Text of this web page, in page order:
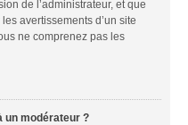
de l’administrateur, et que
avertissements d’un site
ne comprenez pas les
un modérateur ?